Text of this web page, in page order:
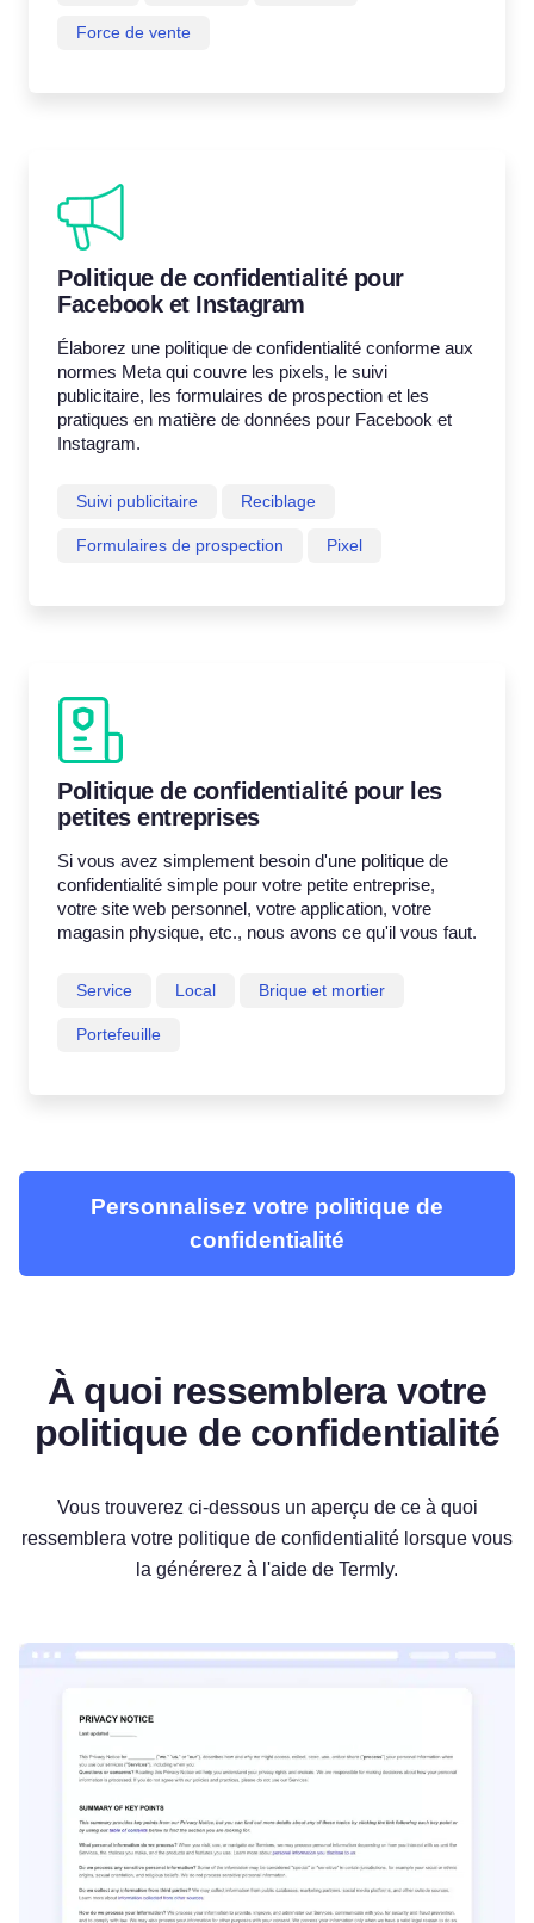
Force de vente
Politique de confidentialité pour
Facebook et Instagram
Élaborez une politique de confidentialité conforme aux
normes Meta qui couvre les pixels, le suivi
publicitaire, les formulaires de prospection et les
pratiques en matière de données pour Facebook et
Instagram.
Suivi publicitaire Reciblage
Formulaires de prospection Pixel
Politique de confidentialité pour les
petites entreprises
Si vous avez simplement besoin d'une politique de
confidentialité simple pour votre petite entreprise,
votre site web personnel, votre application, votre
magasin physique, etc., nous avons ce qu'il vous faut.
Service Local Brique et mortier
Portefeuille
Personnalisez votre politique de
confidentialité
À quoi ressemblera votre
politique de confidentialité
Vous trouverez ci-dessous un aperçu de ce à quoi
ressemblera votre politique de confidentialité lorsque vous
la générerez à l'aide de Termly.